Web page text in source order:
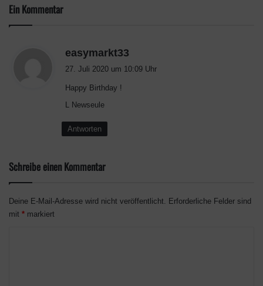
Ein Kommentar
easymarkt33
27. Juli 2020 um 10:09 Uhr
Happy Birthday !
L Newseule
Antworten
Schreibe einen Kommentar
Deine E-Mail-Adresse wird nicht veröffentlicht.
Erforderliche Felder sind
mit * markiert